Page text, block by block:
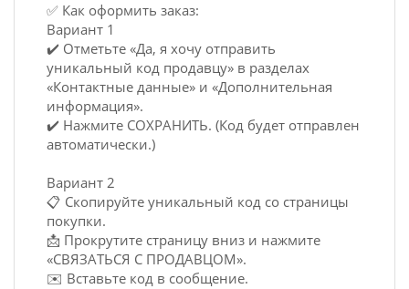
✅ Как оформить заказ:
Вариант 1
✔️ Отметьте «Да, я хочу отправить
уникальный код продавцу» в разделах
«Контактные данные» и «Дополнительная
информация».
✔️ Нажмите СОХРАНИТЬ. (Код будет отправлен
автоматически.)
Вариант 2
📋 Скопируйте уникальный код со страницы
покупки.
📩 Прокрутите страницу вниз и нажмите
«СВЯЗАТЬСЯ С ПРОДАВЦОМ».
✉️ Вставьте код в сообщение.